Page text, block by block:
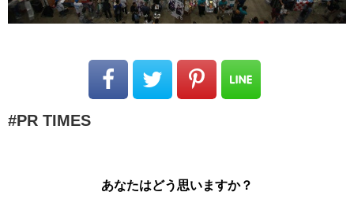
PR TIMES
あなたはどう思いますか？